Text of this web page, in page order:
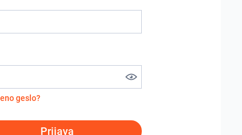
geslo?
Prijava